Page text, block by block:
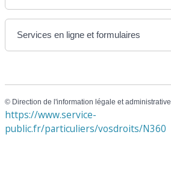
Services en ligne et formulaires
© Direction de l'information légale et administrative
https://www.service-
public.fr/particuliers/vosdroits/N360